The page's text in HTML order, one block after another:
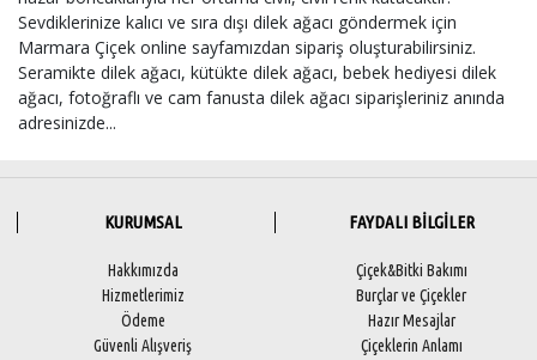
Sevdiklerinize kalıcı ve sıra dışı dilek ağacı göndermek için
Marmara Çiçek online sayfamızdan sipariş oluşturabilirsiniz.
Seramikte dilek ağacı, kütükte dilek ağacı, bebek hediyesi dilek
ağacı, fotoğraflı ve cam fanusta dilek ağacı siparişleriniz anında
adresinizde...
KURUMSAL
Hakkımızda
Hizmetlerimiz
Ödeme
Güvenli Alışveriş
FAYDALI BİLGİLER
Çiçek&Bitki Bakımı
Burçlar ve Çiçekler
Hazır Mesajlar
Çiçeklerin Anlamı